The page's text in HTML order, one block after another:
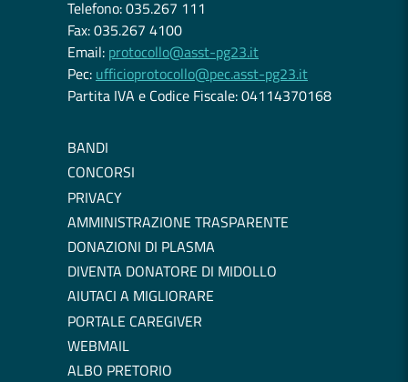
Telefono: 035.267 111
Fax: 035.267 4100
Email: protocollo@asst-pg23.it
Pec: ufficioprotocollo@pec.asst-pg23.it
Partita IVA e Codice Fiscale: 04114370168
BANDI
CONCORSI
PRIVACY
AMMINISTRAZIONE TRASPARENTE
DONAZIONI DI PLASMA
DIVENTA DONATORE DI MIDOLLO
AIUTACI A MIGLIORARE
PORTALE CAREGIVER
WEBMAIL
ALBO PRETORIO